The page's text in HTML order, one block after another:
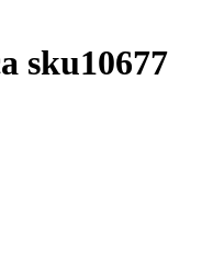
sku10677